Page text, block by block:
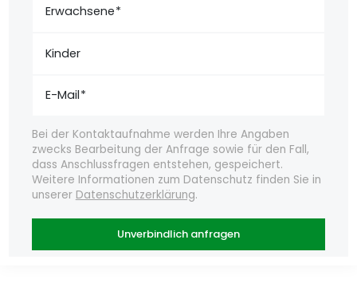
Erwachsene
Kinder
E-Mail
Bei der Kontaktaufnahme werden Ihre Angaben
zwecks Bearbeitung der Anfrage sowie für den Fall,
dass Anschlussfragen entstehen, gespeichert.
Weitere Informationen zum Datenschutz finden Sie in
unserer Datenschutzerklärung.
Unverbindlich anfragen